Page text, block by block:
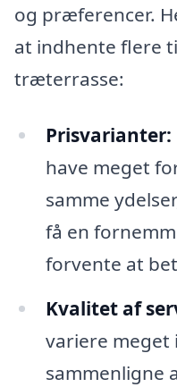
og præferencer.
at indhente flere
træterrasse:
Prisvarianter:
have meget
samme
få en
forvente at
Kvalitet af
variere meget
sammenligne